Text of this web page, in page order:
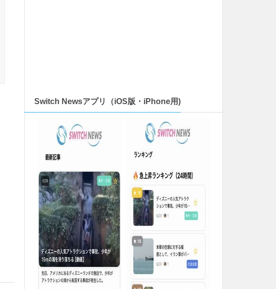
Switch Newsアプリ（iOS版・iPhone用)